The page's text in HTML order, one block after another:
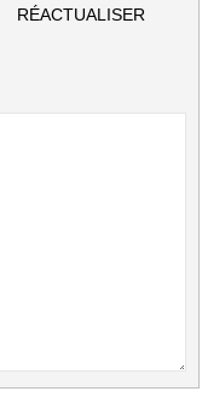
RÉACTUALISER